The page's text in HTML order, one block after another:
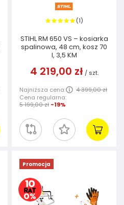
(1)
STIHL RM 650 VS – kosiarka
spalinowa, 48 cm, kosz 70
l, 3,5 KM
4 219,00 zł / szt.
Najniższa cena:
4 399,00 zł
Cena regularna:
5 199,00 zł -19%
Promocja